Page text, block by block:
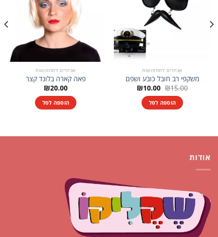
אביזרים לתחפושות
משקפי רב חובל כובע ושפם
₪15.00 המחיר
המקורי
היה:
₪15.00.
₪10.00 המחיר
הנוכחי
הוספה לסל
אביזרים לתחפושות
פאה קארה בלונד קצר
₪20.00
הוספה לסל
אודות